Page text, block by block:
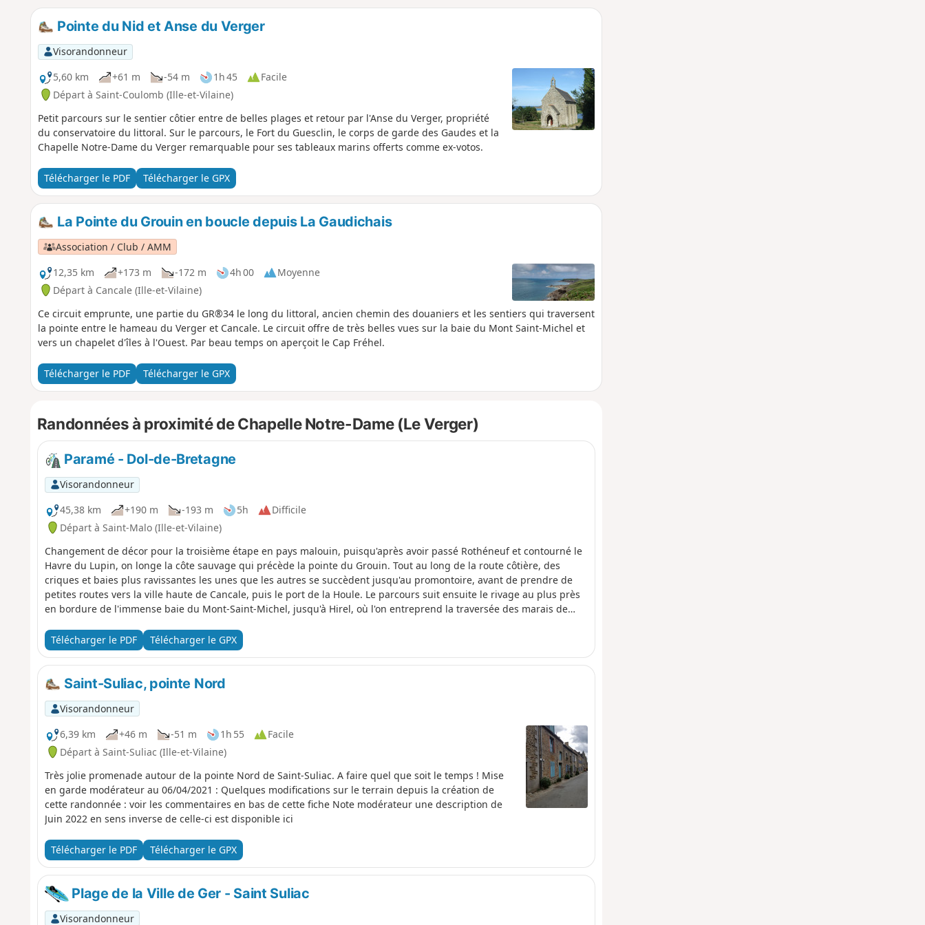
Pointe du Nid et Anse du Verger
Visorandonneur
5,60 km
+61 m -54 m 1h 45
Facile
Départ à Saint-Coulomb (Ille-et-Vilaine)
Petit parcours sur le sentier côtier entre de belles plages et retour par l'Anse du Verger, propriété
du conservatoire du littoral. Sur le parcours, le Fort du Guesclin, le corps de garde des Gaudes et la
Chapelle Notre-Dame du Verger remarquable pour ses tableaux marins offerts comme ex-votos.
Télécharger le PDF Télécharger le GPX
La Pointe du Grouin en boucle depuis La Gaudichais
Association / Club / AMM
12,35 km
+173 m -172 m 4h 00
Moyenne
Départ à Cancale (Ille-et-Vilaine)
Ce circuit emprunte, une partie du GR®34 le long du littoral, ancien chemin des douaniers et les sentiers qui traversent
la pointe entre le hameau du Verger et Cancale. Le circuit offre de très belles vues sur la baie du Mont Saint-Michel et
vers un chapelet d'îles à l'Ouest. Par beau temps on aperçoit le Cap Fréhel.
Télécharger le PDF Télécharger le GPX
Randonnées à proximité de Chapelle Notre-Dame (Le Verger)
Paramé - Dol-de-Bretagne
Visorandonneur
45,38 km
+190 m -193 m 5h
Difficile
Départ à Saint-Malo (Ille-et-Vilaine)
Changement de décor pour la troisième étape en pays malouin, puisqu'après avoir passé Rothéneuf et contourné le
Havre du Lupin, on longe la côte sauvage qui précède la pointe du Grouin. Tout au long de la route côtière, des
criques et baies plus ravissantes les unes que les autres se succèdent jusqu'au promontoire, avant de prendre de
petites routes vers la ville haute de Cancale, puis le port de la Houle. Le parcours suit ensuite le rivage au plus près
en bordure de l'immense baie du Mont-Saint-Michel, jusqu'à Hirel, où l'on entreprend la traversée des marais de
pointu cousin normand le fait au milieu de la mer. La remontée vers la cathédrale de Dol achève le périple.
Télécharger le PDF Télécharger le GPX
Saint-Suliac, pointe Nord
Visorandonneur
6,39 km
+46 m -51 m 1h 55
Facile
Départ à Saint-Suliac (Ille-et-Vilaine)
Très jolie promenade autour de la pointe Nord de Saint-Suliac. A faire quel que soit le temps ! Mise
en garde modérateur au 06/04/2021 : Quelques modifications sur le terrain depuis la création de
cette randonnée : voir les commentaires en bas de cette fiche Note modérateur une description de
Juin 2022 en sens inverse de celle-ci est disponible ici
Télécharger le PDF Télécharger le GPX
Plage de la Ville de Ger - Saint Suliac
Visorandonneur